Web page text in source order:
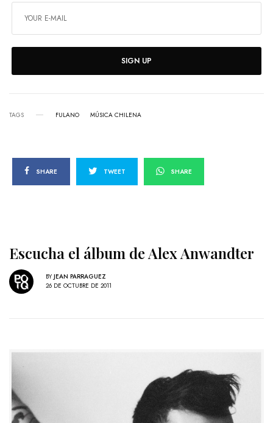
SIGN UP
TAGS FULANO MÚSICA CHILENA
SHARE TWEET SHARE
Escucha el álbum de Alex Anwandter
BY JEAN PARRAGUEZ
26 DE OCTUBRE DE 2011